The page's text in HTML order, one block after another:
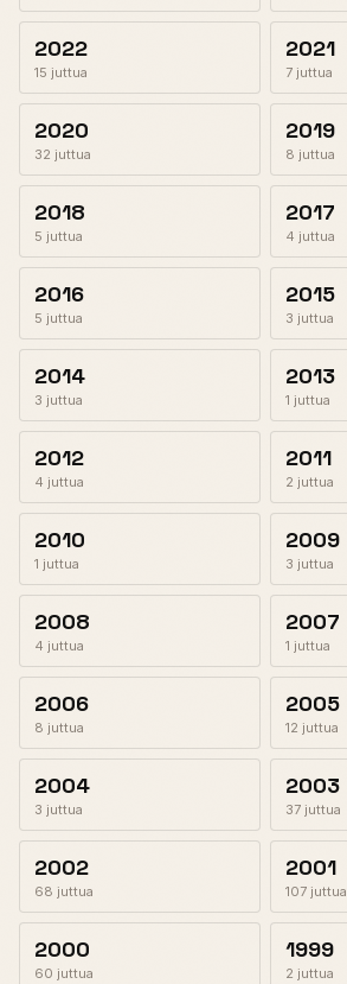
2022
15 juttua
2021
7 juttua
2020
32 juttua
2019
8 juttua
2018
5 juttua
2017
4 juttua
2016
5 juttua
2015
3 juttua
2014
3 juttua
2013
1 juttua
2012
4 juttua
2011
2 juttua
2010
1 juttua
2009
3 juttua
2008
4 juttua
2007
1 juttua
2006
8 juttua
2005
12 juttua
2004
3 juttua
2003
37 juttua
2002
68 juttua
2001
107 juttua
2000
60 juttua
1999
2 juttua